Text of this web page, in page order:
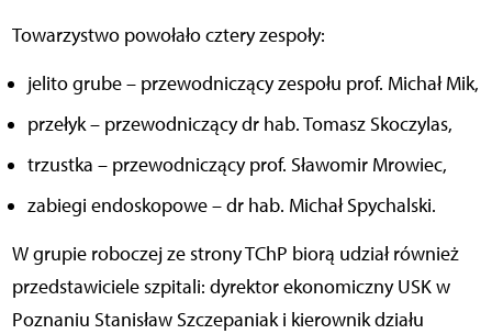
Towarzystwo powołało cztery zespoły:
jelito grube – przewodniczący zespołu prof. Michał Mik,
przełyk – przewodniczący dr hab. Tomasz Skoczylas,
trzustka – przewodniczący prof. Sławomir Mrowiec,
zabiegi endoskopowe – dr hab. Michał Spychalski.
W grupie roboczej ze strony TChP biorą udział również
przedstawiciele szpitali: dyrektor ekonomiczny USK w
Poznaniu Stanisław Szczepaniak i kierownik działu